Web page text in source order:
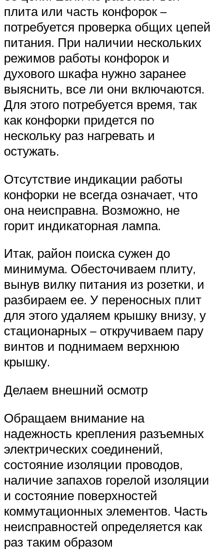
плита или часть конфорок –
потребуется проверка общих цепей
питания. При наличии нескольких
режимов работы конфорок и
духового шкафа нужно заранее
выяснить, все ли они включаются.
Для этого потребуется время, так
как конфорки придется по
нескольку раз нагревать и
остужать.
Отсутствие индикации работы
конфорки не всегда означает, что
она неисправна. Возможно, не
горит индикаторная лампа.
Итак, район поиска сужен до
минимума. Обесточиваем плиту,
вынув вилку питания из розетки, и
разбираем ее. У переносных плит
для этого удаляем крышку внизу, у
стационарных – откручиваем пару
винтов и поднимаем верхнюю
крышку.
Делаем внешний осмотр
Обращаем внимание на
надежность крепления разъемных
электрических соединений,
состояние изоляции проводов,
наличие запахов горелой изоляции
и состояние поверхностей
коммутационных элементов. Часть
неисправностей определяется как
раз таким образом